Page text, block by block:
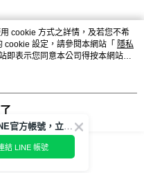
cookie 方式之詳情，及若您不希
cookie 設定，請參閱本網站「 隱私
即表示您同意本公司得按本網站使
加入LINE官方帳號，立即獲得$100購物金!
結 LINE 帳號